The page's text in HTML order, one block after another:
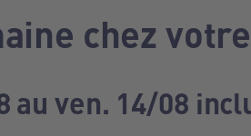
chez
au ven. 14/08